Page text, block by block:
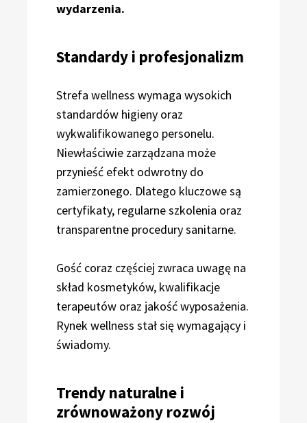
wydarzenia.
Standardy i profesjonalizm
Strefa wellness wymaga wysokich
standardów higieny oraz
wykwalifikowanego personelu.
Niewłaściwie zarządzana może
przynieść efekt odwrotny do
zamierzonego. Dlatego kluczowe są
certyfikaty, regularne szkolenia oraz
transparentne procedury sanitarne.
Gość coraz częściej zwraca uwagę na
skład kosmetyków, kwalifikacje
terapeutów oraz jakość wyposażenia.
Rynek wellness stał się wymagający i
świadomy.
Trendy naturalne i
zrównoważony rozwój